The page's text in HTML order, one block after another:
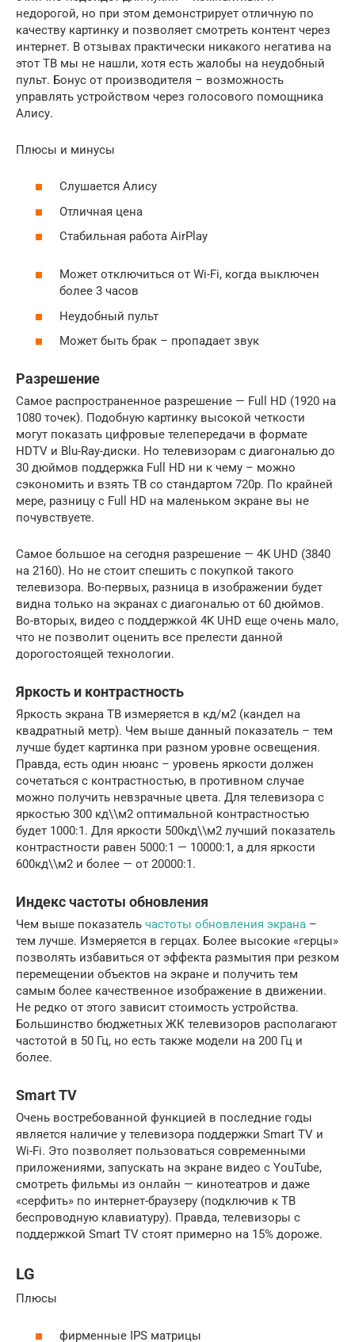
недорогой, но при этом демонстрирует отличную по
качеству картинку и позволяет смотреть контент через
интернет. В отзывах практически никакого негатива на
этот ТВ мы не нашли, хотя есть жалобы на неудобный
пульт. Бонус от производителя – возможность
управлять устройством через голосового помощника
Алису.
Плюсы и минусы
Слушается Алису
Отличная цена
Стабильная работа AirPlay
Может отключиться от Wi-Fi, когда выключен
более 3 часов
Неудобный пульт
Может быть брак – пропадает звук
Разрешение
Самое распространенное разрешение — Full HD (1920 на
1080 точек). Подобную картинку высокой четкости
могут показать цифровые телепередачи в формате
HDTV и Blu-Ray-диски. Но телевизорам с диагональю до
30 дюймов поддержка Full HD ни к чему – можно
сэкономить и взять ТВ со стандартом 720p. По крайней
мере, разницу с Full HD на маленьком экране вы не
почувствуете.
Самое большое на сегодня разрешение — 4K UHD (3840
на 2160). Но не стоит спешить с покупкой такого
телевизора. Во-первых, разница в изображении будет
видна только на экранах с диагональю от 60 дюймов.
Во-вторых, видео с поддержкой 4K UHD еще очень мало,
что не позволит оценить все прелести данной
дорогостоящей технологии.
Яркость и контрастность
Яркость экрана ТВ измеряется в кд/м2 (кандел на
квадратный метр). Чем выше данный показатель – тем
лучше будет картинка при разном уровне освещения.
Правда, есть один нюанс – уровень яркости должен
сочетаться с контрастностью, в противном случае
можно получить невзрачные цвета. Для телевизора с
яркостью 300 кд\\м2 оптимальной контрастностью
будет 1000:1. Для яркости 500кд\\м2 лучший показатель
контрастности равен 5000:1 — 10000:1, а для яркости
600кд\\м2 и более — от 20000:1.
Индекс частоты обновления
Чем выше показатель частоты обновления экрана –
тем лучше. Измеряется в герцах. Более высокие «герцы»
позволять избавиться от эффекта размытия при резком
перемещении объектов на экране и получить тем
самым более качественное изображение в движении.
Не редко от этого зависит стоимость устройства.
Большинство бюджетных ЖК телевизоров располагают
частотой в 50 Гц, но есть также модели на 200 Гц и
более.
Smart TV
Очень востребованной функцией в последние годы
является наличие у телевизора поддержки Smart TV и
Wi-Fi. Это позволяет пользоваться современными
приложениями, запускать на экране видео с YouTube,
смотреть фильмы из онлайн — кинотеатров и даже
«серфить» по интернет-браузеру (подключив к ТВ
беспроводную клавиатуру). Правда, телевизоры с
поддержкой Smart TV стоят примерно на 15% дороже.
LG
Плюсы
фирменные IPS матрицы